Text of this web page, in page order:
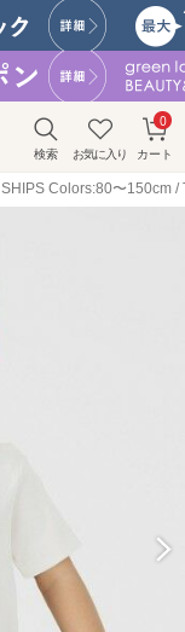
検索 お気に入り カート
0
SHIPS Colors:80〜150cm